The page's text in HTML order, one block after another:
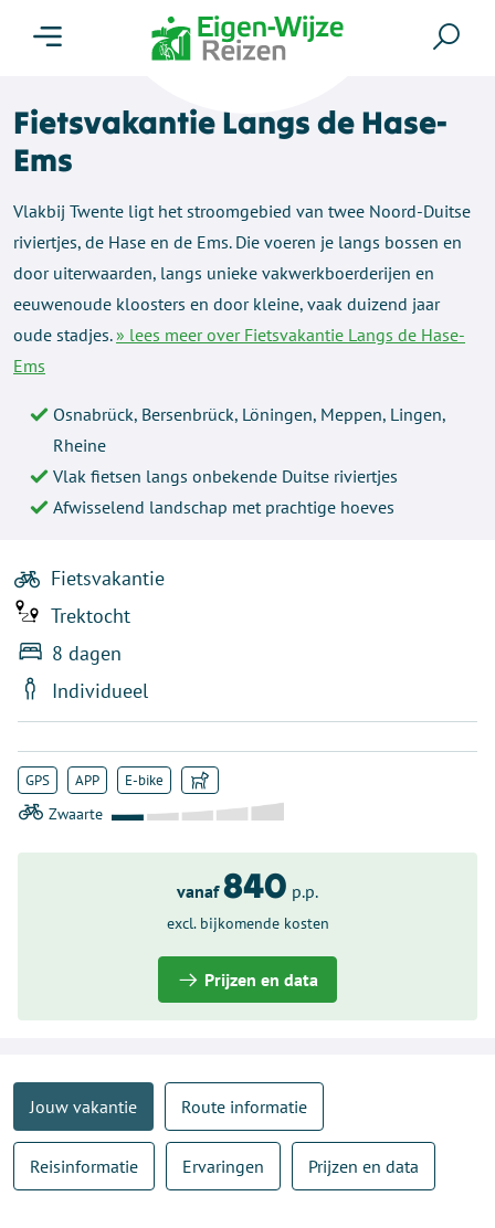
Fietsvakantie Langs de Hase-
Ems
Vlakbij Twente ligt het stroomgebied van twee Noord-Duitse
riviertjes, de Hase en de Ems. Die voeren je langs bossen en
door uiterwaarden, langs unieke vakwerkboerderijen en
eeuwenoude kloosters en door kleine, vaak duizend jaar
oude stadjes.» lees meer over Fietsvakantie Langs de Hase-
Ems
Osnabrück, Bersenbrück, Löningen, Meppen, Lingen,
Rheine
Vlak fietsen langs onbekende Duitse riviertjes
Afwisselend landschap met prachtige hoeves
GPS APP E-bike
Fietsvakantie
Trektocht
8 dagen
Individueel
vanaf 840 p.p.
excl. bijkomende kosten
Prijzen en data
Jouw vakantie Route informatie
Reisinformatie Ervaringen Prijzen en data